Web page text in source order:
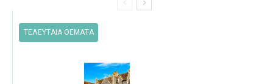
ΤΕΛΕΥΤΑΙΑ ΘΕΜΑΤΑ